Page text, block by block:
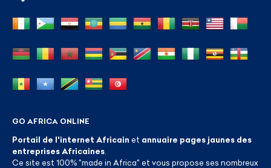
GO AFRICA ONLINE
Portail de l'internet Africain et annuaire pages jaunes des
entreprises Africaines
Ce site est 100% "made in Africa" et vous propose ses nombreux